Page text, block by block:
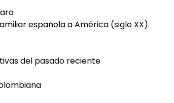
española a América (siglo XX).
del pasado reciente